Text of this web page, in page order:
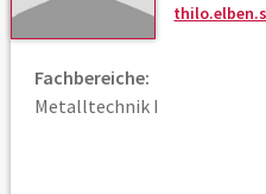
Fachbereiche:
Metalltechnik I